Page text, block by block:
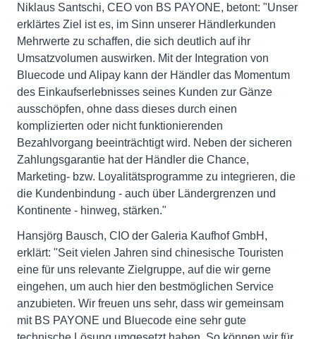
Niklaus Santschi, CEO von BS PAYONE, betont: "Unser
erklärtes Ziel ist es, im Sinn unserer Händlerkunden
Mehrwerte zu schaffen, die sich deutlich auf ihr
Umsatzvolumen auswirken. Mit der Integration von
Bluecode und Alipay kann der Händler das Momentum
des Einkaufserlebnisses seines Kunden zur Gänze
ausschöpfen, ohne dass dieses durch einen
komplizierten oder nicht funktionierenden
Bezahlvorgang beeinträchtigt wird. Neben der sicheren
Zahlungsgarantie hat der Händler die Chance,
Marketing- bzw. Loyalitätsprogramme zu integrieren, die
die Kundenbindung - auch über Ländergrenzen und
Kontinente - hinweg, stärken."
Hansjörg Bausch, CIO der Galeria Kaufhof GmbH,
erklärt: "Seit vielen Jahren sind chinesische Touristen
eine für uns relevante Zielgruppe, auf die wir gerne
eingehen, um auch hier den bestmöglichen Service
anzubieten. Wir freuen uns sehr, dass wir gemeinsam
mit BS PAYONE und Bluecode eine sehr gute